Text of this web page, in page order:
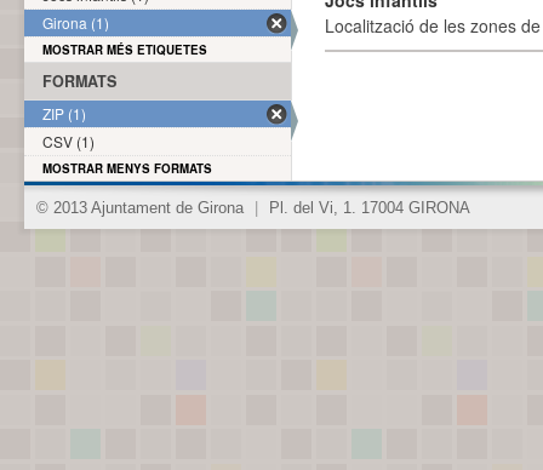
Localització de les zones
Girona (1)
MOSTRAR MÉS ETIQUETES
FORMATS
ZIP (1)
CSV (1)
MOSTRAR MENYS FORMATS
© 2013 Ajuntament de Girona Pl. del Vi, 1. 17004 GIRONA